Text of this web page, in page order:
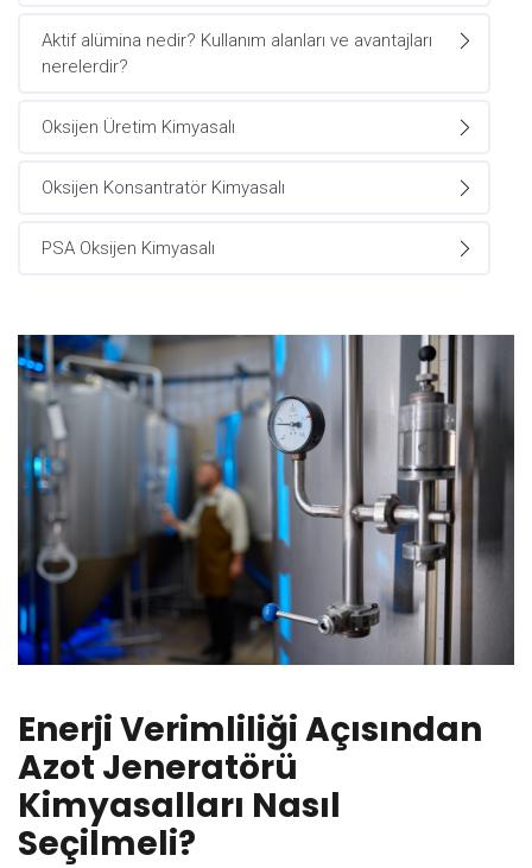
Aktif alümina nedir? Kullanım alanları ve avantajları
nerelerdir?
Oksijen Üretim Kimyasalı
Oksijen Konsantratör Kimyasalı
PSA Oksijen Kimyasalı
Enerji Verimliliği Açısından
Azot Jeneratörü
Kimyasalları Nasıl
Seçilmeli?